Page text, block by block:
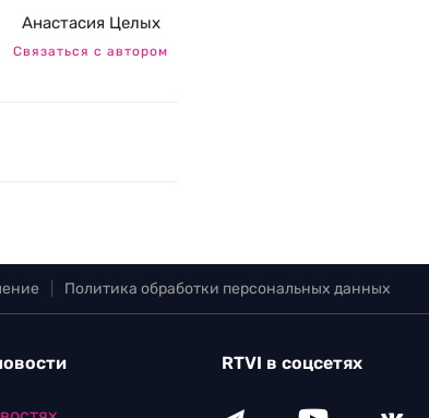
Анастасия Целых
Связаться с автором
Политика обработки персональных данных
RTVI в соцсетях